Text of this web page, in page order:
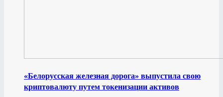
«Белорусская железная дорога» выпустила свою
криптовалюту путем токенизации активов